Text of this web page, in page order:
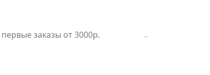
заказы от 3000р.